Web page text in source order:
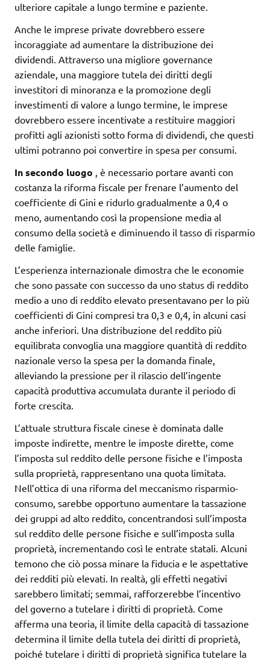
ulteriore capitale a lungo termine e paziente.
Anche le imprese private dovrebbero essere
incoraggiate ad aumentare la distribuzione dei
dividendi. Attraverso una migliore governance
aziendale, una maggiore tutela dei diritti degli
investitori di minoranza e la promozione degli
investimenti di valore a lungo termine, le imprese
dovrebbero essere incentivate a restituire maggiori
profitti agli azionisti sotto forma di dividendi, che questi
ultimi potranno poi convertire in spesa per consumi.
In secondo luogo , è necessario portare avanti con
costanza la riforma fiscale per frenare l’aumento del
coefficiente di Gini e ridurlo gradualmente a 0,4 o
meno, aumentando così la propensione media al
consumo della società e diminuendo il tasso di risparmio
delle famiglie.
L’esperienza internazionale dimostra che le economie
che sono passate con successo da uno status di reddito
medio a uno di reddito elevato presentavano per lo più
coefficienti di Gini compresi tra 0,3 e 0,4, in alcuni casi
anche inferiori. Una distribuzione del reddito più
equilibrata convoglia una maggiore quantità di reddito
nazionale verso la spesa per la domanda finale,
alleviando la pressione per il rilascio dell’ingente
capacità produttiva accumulata durante il periodo di
forte crescita.
L’attuale struttura fiscale cinese è dominata dalle
imposte indirette, mentre le imposte dirette, come
l’imposta sul reddito delle persone fisiche e l’imposta
sulla proprietà, rappresentano una quota limitata.
Nell’ottica di una riforma del meccanismo risparmio-
consumo, sarebbe opportuno aumentare la tassazione
dei gruppi ad alto reddito, concentrandosi sull’imposta
sul reddito delle persone fisiche e sull’imposta sulla
proprietà, incrementando così le entrate statali. Alcuni
temono che ciò possa minare la fiducia e le aspettative
dei redditi più elevati. In realtà, gli effetti negativi
sarebbero limitati; semmai, rafforzerebbe l’incentivo
del governo a tutelare i diritti di proprietà. Come
afferma una teoria, il limite della capacità di tassazione
determina il limite della tutela dei diritti di proprietà,
poiché tutelare i diritti di proprietà significa tutelare la